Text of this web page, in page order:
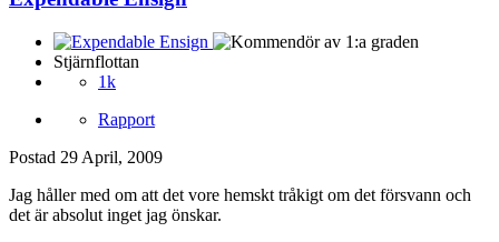
Stjärnflottan
1k
Rapport
Postad 29 April, 2009
Jag håller med om att det vore hemskt tråkigt om det försvann och
det är absolut inget jag önskar.